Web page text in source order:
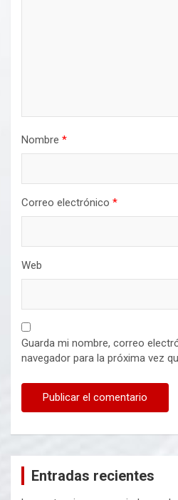
Nombre *
Correo electrónico *
Web
Guarda mi nombre, correo
navegador para la próxima vez
Entradas recientes